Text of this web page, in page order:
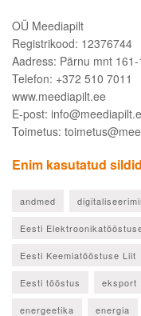
OÜ Meediapilt
Registrikood: 12376744
Aadress: Pärnu mnt
Telefon: +372 510 7011
www.meediapilt.ee
E-post:
Toimetus:
Enim kasutatud sildid
andmed
Eesti
Eesti Keemiatööstuse Liit
Eesti tööstus eksport
energeetika energia